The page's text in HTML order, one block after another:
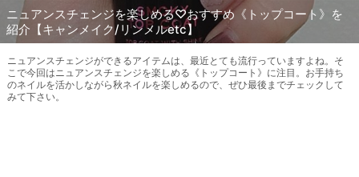
ニュアンスチェンジを楽しめる♡おすすめ《トップコート》を
紹介【キャンメイク/リンメルetc】
ニュアンスチェンジができるアイテムは、最近とても流行っていますよね。そ
こで今回はニュアンスチェンジを楽しめる《トップコート》に注目。お手持ち
のネイルを活かしながら秋ネイルを楽しめるので、ぜひ最後までチェックして
みて下さい。